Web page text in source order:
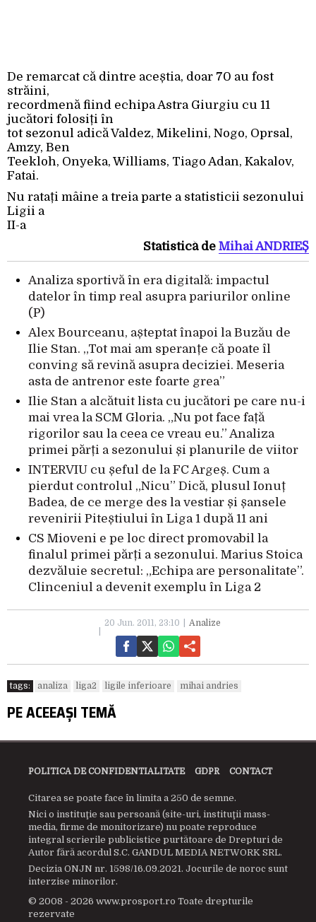
De remarcat că dintre aceștia, doar 70 au fost
străini,
recordmenă fiind echipa Astra Giurgiu cu 11
jucători folosiți în
tot sezonul adică Valdez, Mikelini, Nogo, Oprsal,
Amzy, Ben
Teekloh, Onyeka, Williams, Tiago Adan, Kakalov,
Fatai.
Nu ratați mâine a treia parte a statisticii sezonului
Ligii a
II-a
Statistică de Mihai ANDRIEȘ
Analiza sportivă în era digitală: impactul
datelor în timp real asupra pariurilor online
(P)
Alex Bourceanu, așteptat înapoi la Buzău de
Ilie Stan. „Tot mai am speranțe că poate îl
conving să revină asupra deciziei. Meseria
asta de antrenor este foarte grea”
Ilie Stan a alcătuit lista cu jucători pe care nu-i
mai vrea la SCM Gloria. „Nu pot face față
rigorilor sau la ceea ce vreau eu.” Analiza
primei părți a sezonului și planurile de viitor
INTERVIU cu șeful de la FC Argeș. Cum a
pierdut controlul „Nicu” Dică, plusul Ionuț
Badea, de ce merge des la vestiar și șansele
revenirii Piteștiului în Liga 1 după 11 ani
CS Mioveni e pe loc direct promovabil la
finalul primei părți a sezonului. Marius Stoica
dezvăluie secretul: „Echipa are personalitate”.
Clinceniul a devenit exemplu în Liga 2
20 Jun. 2011, 23:10 Analize
tags: analiza liga2 ligile inferioare mihai andries
PE ACEEAȘI TEMĂ
POLITICA DE CONFIDENTIALITATE GDPR CONTACT
Citarea se poate face în limita a 250 de semne.
Nici o instituţie sau persoană (site-uri, instituţii mass-
media, firme de monitorizare) nu poate reproduce
integral scrierile publicistice purtătoare de Drepturi de
Autor fără acordul S.C. GANDUL MEDIA NETWORK SRL.
Decizia ONJN nr. 1598/16.09.2021. Jocurile de noroc sunt
interzise minorilor.
© 2008 - 2026 www.prosport.ro Toate drepturile
rezervate